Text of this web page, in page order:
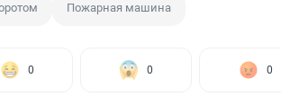
Пожарная машина
0 0 0